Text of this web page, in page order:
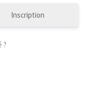
Inscription
?